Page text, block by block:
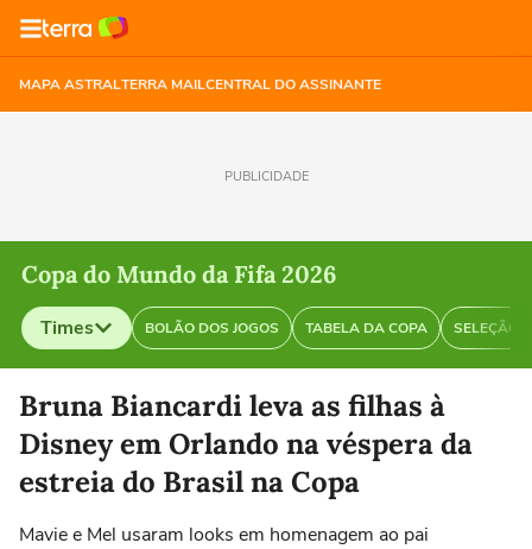
MAPA ASTRALTERRA MAILCENTRAL DO ASSINANTE
PUBLICIDADE
Copa do Mundo da Fifa 2026
Times BOLÃO DOS JOGOS TABELA DA COPA SELEÇÃO
Selecione o time para ver as notícias
Bruna Biancardi leva as filhas à
Disney em Orlando na véspera da
estreia do Brasil na Copa
Mavie e Mel usaram looks em homenagem ao pai